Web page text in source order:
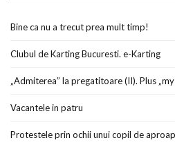
Bine ca nu a trecut prea mult timp!
Clubul de Karting Bucuresti. e-Karting
„Admiterea” la pregatitoare (II). Plus
Vacantele in patru
Protestele prin ochii unui copil de